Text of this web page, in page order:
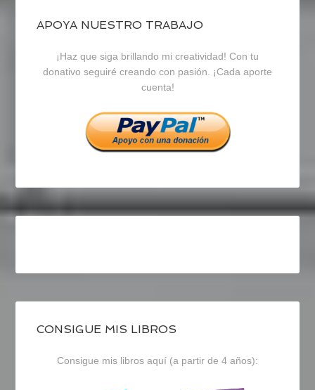
blogrecursosep
en
Facebook
recursosep
en
Twitter
recursosep
en
Instagram
APOYA NUESTRO TRABAJO
¡Haz que siga brillando mi creatividad! Con tu
donativo seguiré creando con pasión. ¡Cada aporte
cuenta!
CONSIGUE MIS LIBROS
Consigue mis libros aquí (a partir de 4 años):